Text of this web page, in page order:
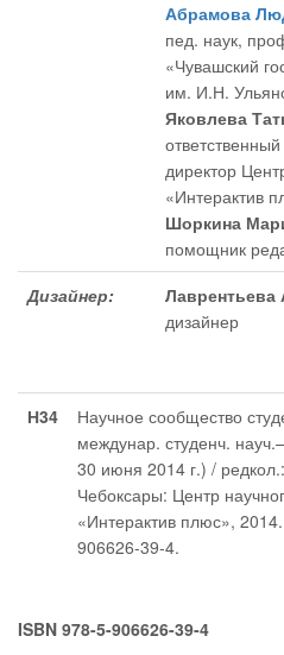
Абрамова
пед. наук,
«Чувашский
им. И.Н.
Яковлева
директор
«Интерактив
Шоркина
помощник
Дизайнер:
дизайнер
Н34
Научное сообщество
междунар. студенч.
30 июня 2014 г.) /
Чебоксары: Центр
«Интерактив плюс»,
906626-39-4.
ISBN 978-5-906626-39-4